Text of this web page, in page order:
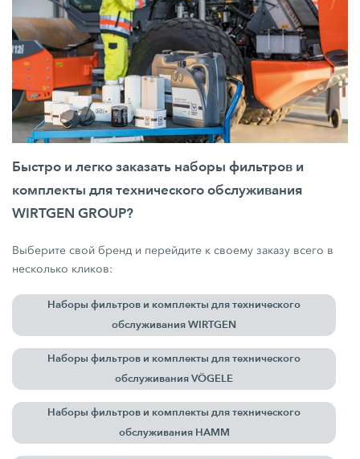
Быстро и легко заказать наборы фильтров и
комплекты для технического обслуживания
WIRTGEN GROUP?
Выберите свой бренд и перейдите к своему заказу всего в
несколько кликов:
Наборы фильтров и комплекты для технического
обслуживания WIRTGEN
Наборы фильтров и комплекты для технического
обслуживания VÖGELE
Наборы фильтров и комплекты для технического
обслуживания HAMM